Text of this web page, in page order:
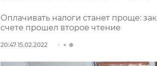
Оплачивать налоги станет проще:
счете прошел второе чтение
20:47 15.02.2022